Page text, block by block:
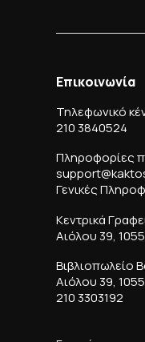
Επικοινωνία
Τηλεφωνικό
210 3840524
Πληροφορίες
Γενικές
Κεντρικά
Αιόλου 39,
Βιβλιοπωλείο
Αιόλου 39,
210 3303192